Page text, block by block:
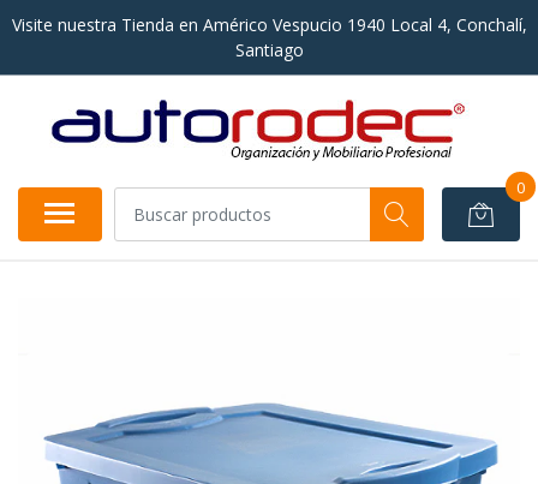
Visite nuestra Tienda en Américo Vespucio 1940 Local 4, Conchalí,
Santiago
0